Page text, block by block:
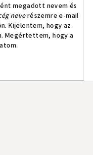
megadott nevem és
neverészemre e-mail
Kijelentem, hogy az
Megértettem, hogy a